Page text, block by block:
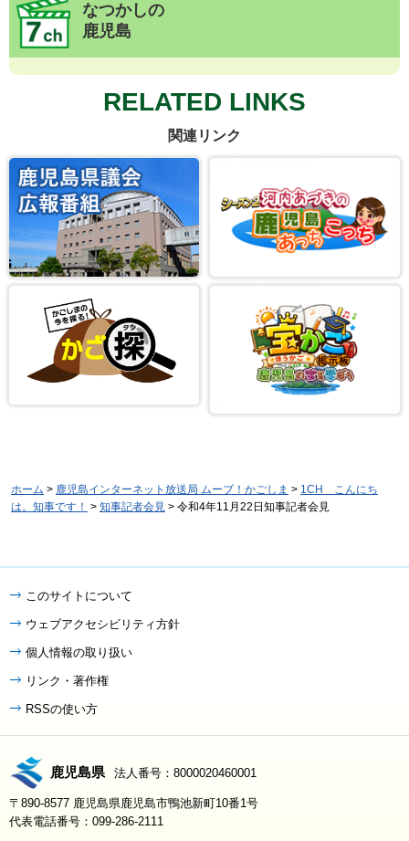
なつかしの
鹿児島
RELATED LINKS
関連リンク
ホーム > 鹿児島インターネット放送局 ムーブ！かごしま > 1CH こんにち
は。知事です！ > 知事記者会見 > 令和4年11月22日知事記者会見
このサイトについて
ウェブアクセシビリティ方針
個人情報の取り扱い
リンク・著作権
RSSの使い方
鹿児島県 法人番号：8000020460001
〒890-8577 鹿児島県鹿児島市鴨池新町10番1号
代表電話番号：099-286-2111